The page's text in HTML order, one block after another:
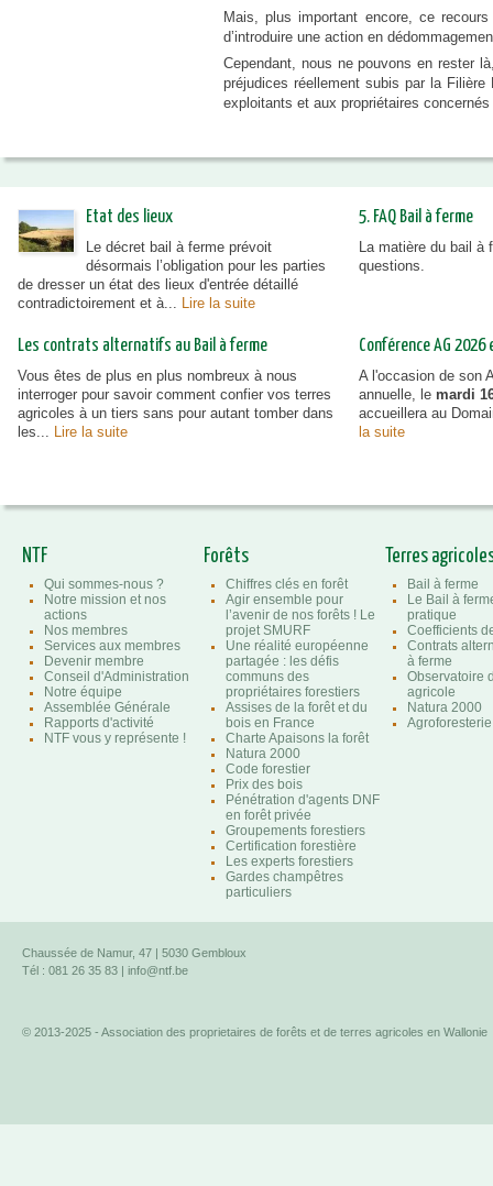
Mais, plus important encore, ce recours
d’introduire une action en
Cependant, nous ne pouvons en rester
préjudices réellement subis par la
exploitants et aux propriétaires
Etat des lieux
Le décret bail à ferme prévoit
désormais l’obligation pour les parties
de dresser un état des lieux d'entrée détaillé
contradictoirement et à... Lire la suite
5. FAQ Bail à ferme
La matière du bail à
questions.
Les contrats alternatifs au Bail à ferme
Vous êtes de plus en plus nombreux à nous
interroger pour savoir comment confier vos terres
agricoles à un tiers sans pour autant tomber dans
les... Lire la suite
Conférence AG
A l'occasion de son
annuelle, le mardi
accueillera au
la suite
NTF
Qui sommes-nous ?
Notre mission et nos
actions
Nos membres
Services aux membres
Devenir membre
Conseil d'Administration
Notre équipe
Assemblée Générale
Rapports d'activité
NTF vous y représente !
Forêts
Chiffres clés en forêt
Agir ensemble pour
l’avenir de nos forêts ! Le
projet SMURF
Une réalité européenne
partagée : les défis
communs des
propriétaires forestiers
Assises de la forêt et du
bois en France
Charte Apaisons la forêt
Natura 2000
Code forestier
Prix des bois
Pénétration d'agents DNF
en forêt privée
Groupements forestiers
Certification forestière
Les experts forestiers
Gardes champêtres
particuliers
Terres
Bail à ferme
Le Bail à
pratique
Coefficients
Contrats
à ferme
Observatoire
agricole
Natura 2000
Chaussée de Namur, 47 | 5030 Gembloux
Tél : 081 26 35 83 | info@ntf.be
© 2013-2025 - Association des proprietaires de forêts et de terres agricoles en Wallonie